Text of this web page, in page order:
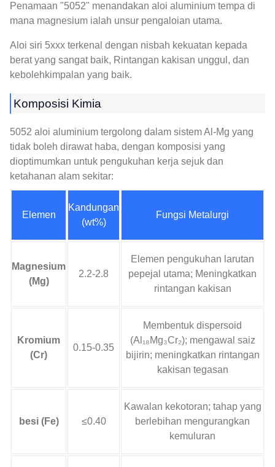
Penamaan "5052" menandakan aloi aluminium tempa di
mana magnesium ialah unsur pengaloian utama.
Aloi siri 5xxx terkenal dengan nisbah kekuatan kepada
berat yang sangat baik, Rintangan kakisan unggul, dan
kebolehkimpalan yang baik.
Komposisi Kimia
5052 aloi aluminium tergolong dalam sistem Al-Mg yang
tidak boleh dirawat haba, dengan komposisi yang
dioptimumkan untuk pengukuhan kerja sejuk dan
ketahanan alam sekitar:
Elemen
Kandungan
(wt%)
Fungsi Metalurgi
Magnesium
(Mg)
2.2-2.8
Elemen pengukuhan larutan
pepejal utama; Meningkatkan
rintangan kakisan
Kromium
(Cr)
0.15-0.35
Membentuk dispersoid
(Al₁₈Mg₃Cr₂); mengawal saiz
bijirin; meningkatkan rintangan
kakisan tegasan
besi (Fe) ≤0.40
Kawalan kekotoran; tahap yang
berlebihan mengurangkan
kemuluran